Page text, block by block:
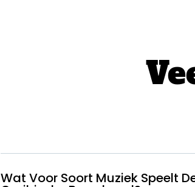
Wat Voor Soort Muziek Speelt